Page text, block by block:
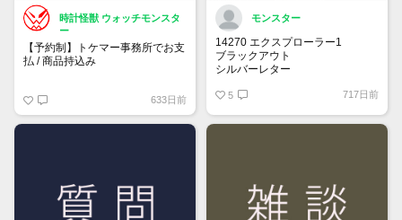
時計怪獣 ウォッチモンスタ
ー
【予約制】トケマー事務所でお支
払 / 商品持込み
フォームからご予約ください！
633日前
モンスター
14270 エクスプローラー1
ブラックアウト
シルバーレター
オールトリチウム
5 717日前